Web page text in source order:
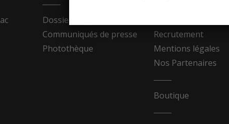
Dossier de presse
Communiqués de presse
Photothèque
Recrutement
Mentions légales
Nos Partenaires
Boutique